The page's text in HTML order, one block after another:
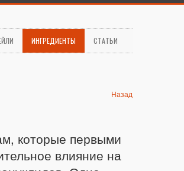
ИНГРЕДИЕНТЫ СТАТЬИ
Назад
которые первыми
влияние на